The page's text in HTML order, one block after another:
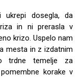
dosegla, da
in ni prerasla v
krizo. Uspelo nam
mesta in z izdatnim
trdne temelje za
korake v